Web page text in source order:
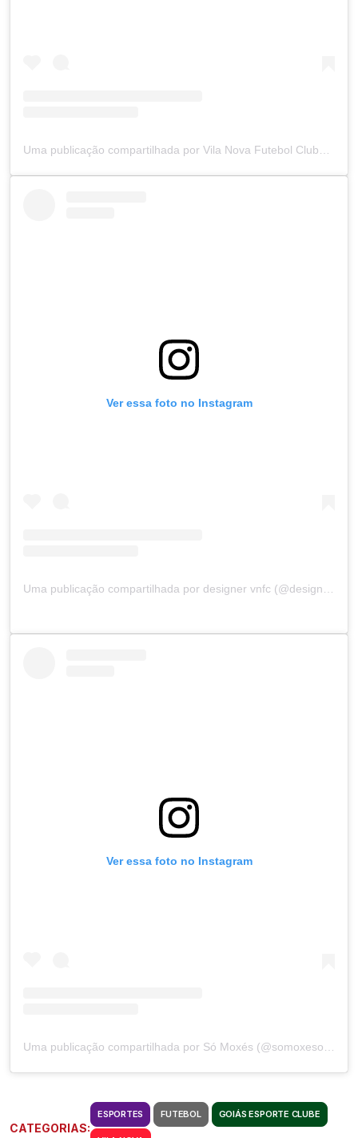
Ver essa foto no Instagram
Uma publicação compartilhada por designer vnfc (@designvnfc)
Ver essa foto no Instagram
Uma publicação compartilhada por Só Moxés (@somoxesoficial)
CATEGORIAS:
ESPORTES FUTEBOL GOIÁS ESPORTE CLUBE